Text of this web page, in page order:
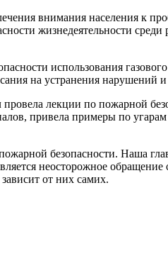
внимания населения к
жизнедеятельности
использования
на устранения нарушений
лекции по пожарной
привела примеры по
безопасности. Наша
неосторожное обращение
от них самих.